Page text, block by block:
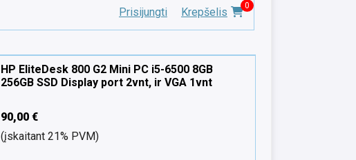
Prisijungti Krepšelis 0
HP EliteDesk 800 G2 Mini PC i5-6500 8GB
256GB SSD Display port 2vnt, ir VGA 1vnt
90,00 €
(įskaitant 21% PVM)